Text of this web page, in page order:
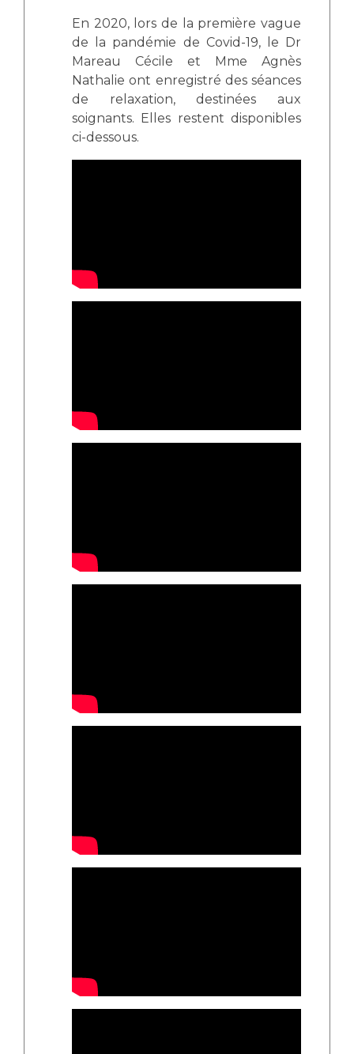
En 2020, lors de la première vague
de la pandémie de Covid-19, le Dr
Mareau Cécile et Mme Agnès
Nathalie ont enregistré des séances
de relaxation, destinées aux
soignants. Elles restent disponibles
ci-dessous.